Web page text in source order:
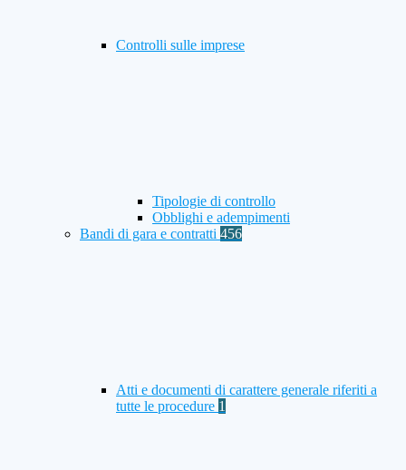
Controlli sulle imprese
Tipologie di controllo
Obblighi e adempimenti
Bandi di gara e contratti 456
Atti e documenti di carattere generale riferiti a
tutte le procedure 1